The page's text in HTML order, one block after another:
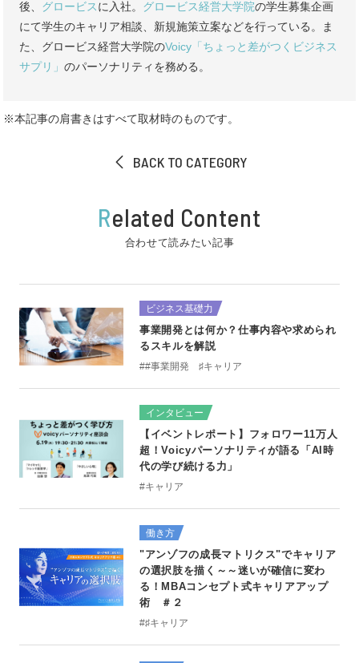
後、 グロービスに入社。 グロービス経営大学院の学生募集企画
にて学生のキャリア相談、新規施策立案などを行っている。ま
た、グロービス経営大学院のVoicy「ちょっと差がつくビジネス
サプリ」 のパーソナリティを務める。
※本記事の肩書きはすべて取材時のものです。
BACK TO CATEGORY
Related Content
合わせて読みたい記事
ビジネス基礎力
事業開発とは何か？仕事内容や求められ
るスキルを解説
##事業開発 ♯キャリア
インタビュー
【イベントレポート】フォロワー11万人
超！Voicyパーソナリティが語る「AI時
代の学び続ける力」
#キャリア
働き方
"アンゾフの成長マトリクス"でキャリア
の選択肢を描く～～迷いが確信に変わ
る！MBAコンセプト式キャリアアップ
術 ＃２
#♯キャリア